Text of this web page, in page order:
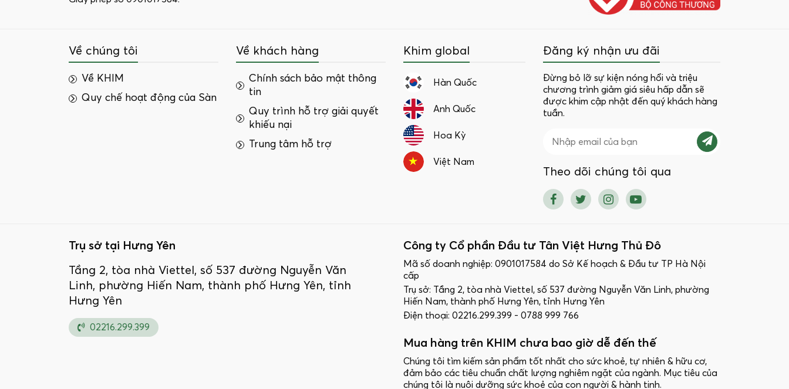
Đăng ký nhận ưu đãi
Đừng bỏ lỡ sự kiện nóng hổi và triệu
chương trình giảm giá siêu hấp dẫn sẽ
được khim cập nhật đến quý khách hàng
tuần.
Theo dõi chúng tôi qua
Khim global
Hàn Quốc
Anh Quốc
Hoa Kỳ
Việt Nam
Về chúng tôi
Về KHIM
Quy chế hoạt động của Sàn
Về khách hàng
Chính sách bảo mật thông
tin
Quy trình hỗ trợ giải quyết
khiếu nại
Trung tâm hỗ trợ
Trụ sở tại Hưng Yên
Tầng 2, tòa nhà Viettel, số 537 đường Nguyễn Văn
Linh, phường Hiến Nam, thành phố Hưng Yên, tỉnh
Hưng Yên
02216.299.399
Công ty Cổ phần Đầu tư Tân Việt Hưng Thủ Đô
Mã số doanh nghiệp: 0901017584 do Sở Kế hoạch & Đầu tư TP Hà Nội
cấp
Trụ sở: Tầng 2, tòa nhà Viettel, số 537 đường Nguyễn Văn Linh, phường
Hiến Nam, thành phố Hưng Yên, tỉnh Hưng Yên
Điện thoại: 02216.299.399 - 0788 999 766
Mua hàng trên KHIM chưa bao giờ dễ đến thế
Chúng tôi tìm kiếm sản phẩm tốt nhất cho sức khoẻ, tự nhiên & hữu cơ,
đảm bảo các tiêu chuẩn chất lượng nghiêm ngặt của ngành. Mục tiêu của
chúng tôi là nuôi dưỡng sức khoẻ của con người & hành tinh.